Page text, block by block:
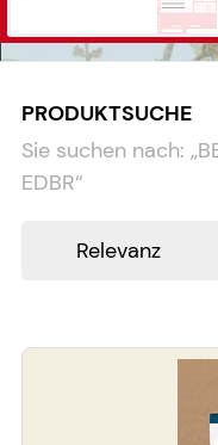
PRODUKTSUCHE
Sie suchen nach: „
EDBR“